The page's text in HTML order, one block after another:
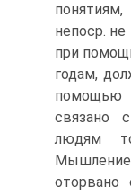
непоср.
при
годам,
помощью
связано
людям
оторвано